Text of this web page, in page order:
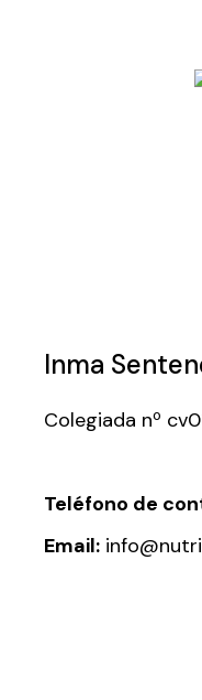
Inma
Colegiada nº
Teléfono de
Email: